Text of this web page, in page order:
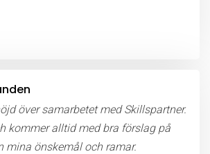
över samarbetet med Skillspartner.
kommer alltid med bra förslag på
mina önskemål och ramar.